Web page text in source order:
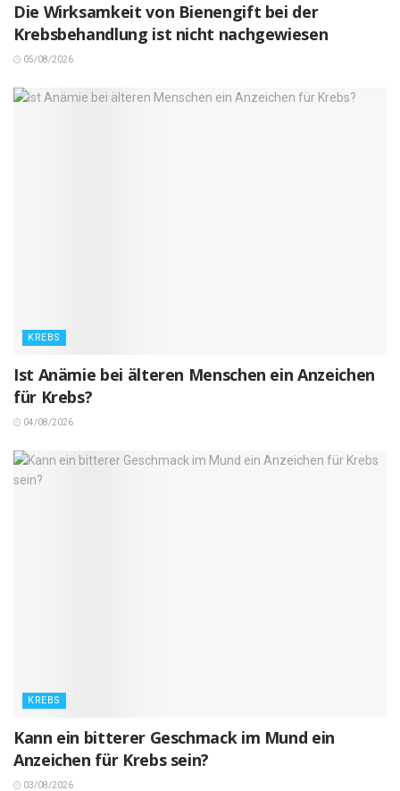
Die Wirksamkeit von Bienengift bei der
Krebsbehandlung ist nicht nachgewiesen
05/08/2026
KREBS
Ist Anämie bei älteren Menschen ein Anzeichen
für Krebs?
04/08/2026
KREBS
Kann ein bitterer Geschmack im Mund ein
Anzeichen für Krebs sein?
03/08/2026